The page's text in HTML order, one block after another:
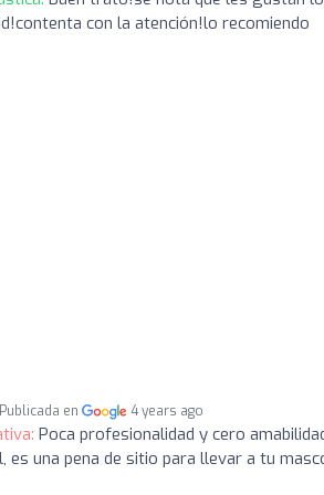
con la atención!lo recomiendo
Publicada en 4 years ago
Poca profesionalidad y cero
es una pena de sitio para llevar a tu